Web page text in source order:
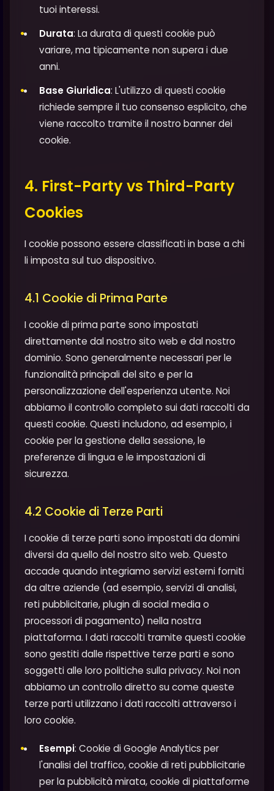
tuoi interessi.
Durata: La durata di questi cookie può
variare, ma tipicamente non supera i due
anni.
Base Giuridica: L'utilizzo di questi cookie
richiede sempre il tuo consenso esplicito, che
viene raccolto tramite il nostro banner dei
cookie.
4. First-Party vs Third-Party
Cookies
I cookie possono essere classificati in base a chi
li imposta sul tuo dispositivo.
4.1 Cookie di Prima Parte
I cookie di prima parte sono impostati
direttamente dal nostro sito web e dal nostro
dominio. Sono generalmente necessari per le
funzionalità principali del sito e per la
personalizzazione dell'esperienza utente. Noi
abbiamo il controllo completo sui dati raccolti da
questi cookie. Questi includono, ad esempio, i
cookie per la gestione della sessione, le
preferenze di lingua e le impostazioni di
sicurezza.
4.2 Cookie di Terze Parti
I cookie di terze parti sono impostati da domini
diversi da quello del nostro sito web. Questo
accade quando integriamo servizi esterni forniti
da altre aziende (ad esempio, servizi di analisi,
reti pubblicitarie, plugin di social media o
processori di pagamento) nella nostra
piattaforma. I dati raccolti tramite questi cookie
sono gestiti dalle rispettive terze parti e sono
soggetti alle loro politiche sulla privacy. Noi non
abbiamo un controllo diretto su come queste
terze parti utilizzano i dati raccolti attraverso i
loro cookie.
Esempi: Cookie di Google Analytics per
l'analisi del traffico, cookie di reti pubblicitarie
per la pubblicità mirata, cookie di piattaforme